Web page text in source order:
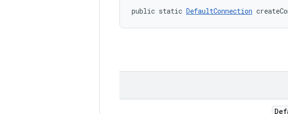
public static DefaultConnection